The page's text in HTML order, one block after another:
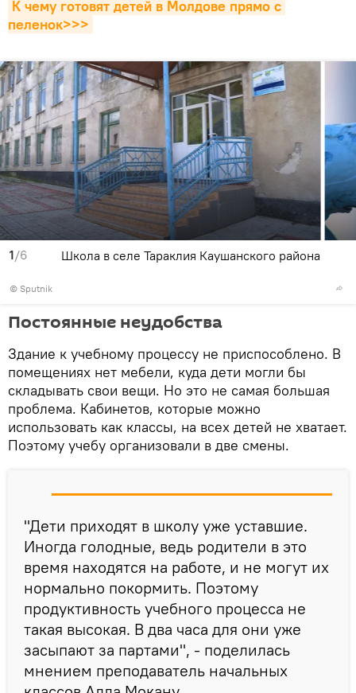
К чему готовят детей в Молдове прямо с
пеленок>>>
1/6
© Sputnik
Школа в селе Тараклия Каушанского района
Постоянные неудобства
Здание к учебному процессу не приспособлено. В
помещениях нет мебели, куда дети могли бы
складывать свои вещи. Но это не самая большая
проблема. Кабинетов, которые можно
использовать как классы, на всех детей не хватает.
Поэтому учебу организовали в две смены.
"Дети приходят в школу уже уставшие.
Иногда голодные, ведь родители в это
время находятся на работе, и не могут их
нормально покормить. Поэтому
продуктивность учебного процесса не
такая высокая. В два часа для они уже
засыпают за партами", - поделилась
мнением преподаватель начальных